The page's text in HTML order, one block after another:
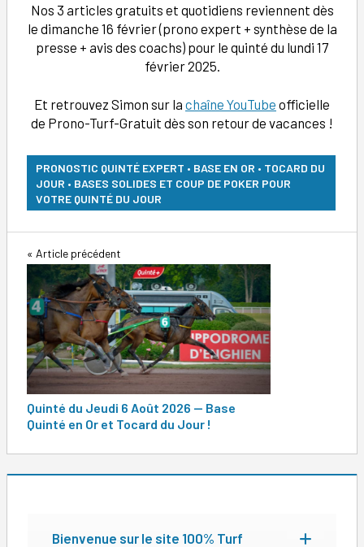
Nos 3 articles gratuits et quotidiens reviennent dès
le dimanche 16 février (prono expert + synthèse de la
presse + avis des coachs) pour le quinté du lundi 17
février 2025.
Et retrouvez Simon sur la chaîne YouTube officielle
de Prono-Turf-Gratuit dès son retour de vacances !
PRONOSTIC QUINTÉ EXPERT • BASE EN OR • TOCARD DU
JOUR • BASES SOLIDES ET COUP DE POKER POUR
VOTRE QUINTÉ DU JOUR
Navigation
de
l’article
Article précédent
Quinté du Jeudi 6 Août 2026 — Base
Quinté en Or et Tocard du Jour !
Bienvenue sur le site 100% Turf